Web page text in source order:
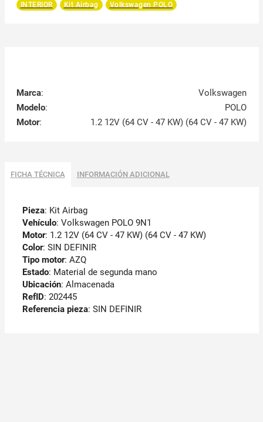
INTERIOR Kit Airbag Volkswagen POLO
Marca:
Volkswagen
Modelo:
POLO
Motor: 1.2 12V (64 CV - 47 KW) (64 CV - 47 KW)
FICHA TÉCNICA INFORMACIÓN ADICIONAL
Pieza: Kit Airbag
Vehículo: Volkswagen POLO 9N1
Motor: 1.2 12V (64 CV - 47 KW) (64 CV - 47 KW)
Color: SIN DEFINIR
Tipo motor: AZQ
Estado: Material de segunda mano
Ubicación: Almacenada
RefID: 202445
Referencia pieza: SIN DEFINIR